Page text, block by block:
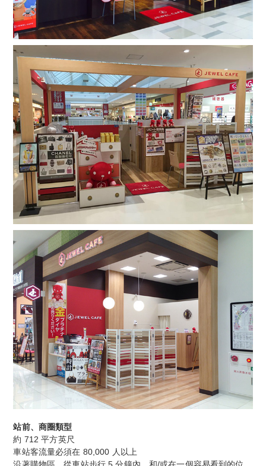
站前、商圈類型
約 712 平方英尺
車站客流量必須在 80,000 人以上